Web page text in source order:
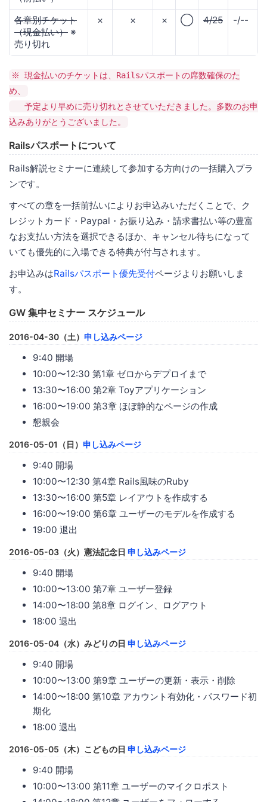
各章別チケット
（現金払い） ※
売り切れ
× × × ◯ 4/25 -/--
※ 現金払いのチケットは、Railsパスポートの席数確保のた
め、
予定より早めに売り切れとさせていただきました。多数のお申
込みありがとうございました。
Railsパスポートについて
Rails解説セミナーに連続して参加する方向けの一括購入プラ
ンです。
すべての章を一括前払いによりお申込みいただくことで、ク
レジットカード・Paypal・お振り込み・請求書払い等の豊富
なお支払い方法を選択できるほか、キャンセル待ちになって
いても優先的に入場できる特典が付与されます。
お申込みはRailsパスポート優先受付ページよりお願いしま
す。
GW 集中セミナー スケジュール
2016-04-30（土） 申し込みページ
9:40 開場
10:00〜12:30 第1章 ゼロからデプロイまで
13:30〜16:00 第2章 Toyアプリケーション
16:00〜19:00 第3章 ほぼ静的なページの作成
懇親会
2016-05-01（日） 申し込みページ
9:40 開場
10:00〜12:30 第4章 Rails風味のRuby
13:30〜16:00 第5章 レイアウトを作成する
16:00〜19:00 第6章 ユーザーのモデルを作成する
19:00 退出
2016-05-03（火）憲法記念日 申し込みページ
9:40 開場
10:00〜13:00 第7章 ユーザー登録
14:00〜18:00 第8章 ログイン、ログアウト
18:00 退出
2016-05-04（水）みどりの日 申し込みページ
9:40 開場
10:00〜13:00 第9章 ユーザーの更新・表示・削除
14:00〜18:00 第10章 アカウント有効化・パスワード初
期化
18:00 退出
2016-05-05（木）こどもの日 申し込みページ
9:40 開場
10:00〜13:00 第11章 ユーザーのマイクロポスト